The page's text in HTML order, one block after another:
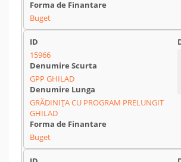
Buget
15966
GPP GHILAD
GRĂDINIȚA CU PROGRAM PRELUNGIT
GHILAD
Buget